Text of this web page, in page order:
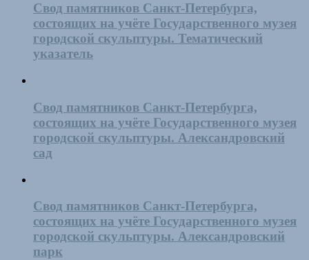
Свод памятников Санкт-Петербурга,
состоящих на учёте Государственного музея
городской скульптуры. Тематический
указатель
Свод памятников Санкт-Петербурга,
состоящих на учёте Государственного музея
городской скульптуры. Александровский
сад
Свод памятников Санкт-Петербурга,
состоящих на учёте Государственного музея
городской скульптуры. Александровский
парк